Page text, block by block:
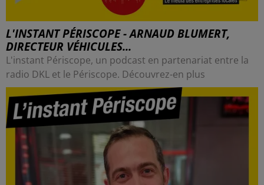
L'INSTANT PÉRISCOPE - ARNAUD BLUMERT,
DIRECTEUR VÉHICULES...
L'instant Périscope, un podcast en partenariat entre la
radio DKL et le Périscope. Découvrez-en plus